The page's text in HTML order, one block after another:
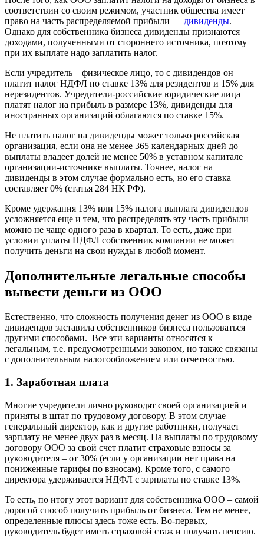
соответствии со своим режимом, участник общества имеет
право на часть распределяемой прибыли — дивиденды.
Однако для собственника бизнеса дивиденды признаются
доходами, полученными от стороннего источника, поэтому
при их выплате надо заплатить налог.
Если учредитель – физическое лицо, то с дивидендов он
платит налог НДФЛ по ставке 13% для резидентов и 15% для
нерезидентов. Учредители-российские юридические лица
платят налог на прибыль в размере 13%, дивиденды для
иностранных организаций облагаются по ставке 15%.
Не платить налог на дивиденды может только российская
организация, если она не менее 365 календарных дней до
выплаты владеет долей не менее 50% в уставном капитале
организации-источнике выплаты. Точнее, налог на
дивиденды в этом случае формально есть, но его ставка
составляет 0% (статья 284 НК РФ).
Кроме удержания 13% или 15% налога выплата дивидендов
усложняется еще и тем, что распределять эту часть прибыли
можно не чаще одного раза в квартал. То есть, даже при
условии уплаты НДФЛ собственник компании не может
получить деньги на свои нужды в любой момент.
Дополнительные легальные способы
вывести деньги из ООО
Естественно, что сложность получения денег из ООО в виде
дивидендов заставила собственников бизнеса пользоваться
другими способами. Все эти варианты относятся к
легальным, т.е. предусмотренными законом, но также связаны
с дополнительным налогообложением или отчетностью.
1. Заработная плата
Многие учредители лично руководят своей организацией и
приняты в штат по трудовому договору. В этом случае
генеральный директор, как и другие работники, получает
зарплату не менее двух раз в месяц. На выплаты по трудовому
договору ООО за свой счет платит страховые взносы за
руководителя – от 30% (если у организации нет права на
пониженные тарифы по взносам). Кроме того, с самого
директора удерживается НДФЛ с зарплаты по ставке 13%.
То есть, по итогу этот вариант для собственника ООО – самой
дорогой способ получить прибыль от бизнеса. Тем не менее,
определенные плюсы здесь тоже есть. Во-первых,
руководитель будет иметь страховой стаж и получать пенсию.